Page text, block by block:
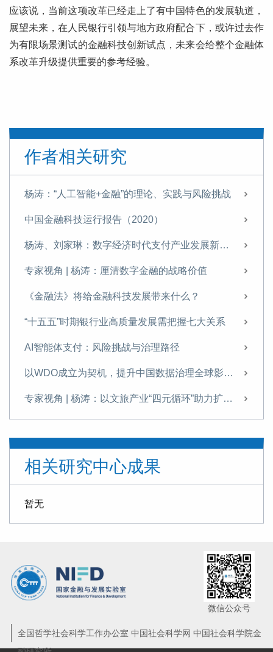
应该说，当前这项改革已经走上了有中国特色的发展轨道，
展望未来，在人民银行引领与地方政府配合下，或许过去作
为有限场景测试的金融科技创新试点，未来会给整个金融体
系改革升级提供重要的参考经验。
作者相关研究
杨涛：“人工智能+金融”的理论、实践与风险挑战
中国金融科技运行报告（2020）
杨涛、刘家琳：数字经济时代支付产业发展新特征
专家视角 | 杨涛：厘清数字金融的战略价值
《金融法》将给金融科技发展带来什么？
“十五五”时期银行业高质量发展需把握七大关系
AI智能体支付：风险挑战与治理路径
以WDO成立为契机，提升中国数据治理全球影响力
专家视角 | 杨涛：以文旅产业“四元循环”助力扩内需
提升科技金融的精准性与适配性
理解金融强国背景下的金融健康
专家视角 | 杨涛：港股IPO为何如此火爆？
专家视角 | 杨涛、韩宁远：资本市场对科技创新企业的定价逻辑与支持机制——兼论科技估值泡沫与金融风险的防范
专家视角 | 杨涛：新形势下推动全球跨境支付治理的思考
专家视角 | 杨涛：厘清数字人民币2.0的前景与挑战
“十四五”科技金融发展成就回顾与展望
相关研究中心成果
暂无
微信公众号
全国哲学社会科学工作办公室 中国社会科学网 中国社会科学院金